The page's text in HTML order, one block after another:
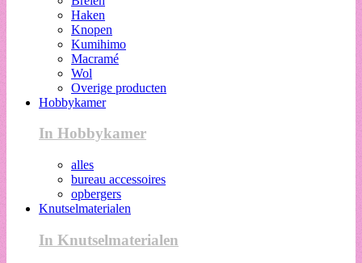
Haken
Knopen
Kumihimo
Macramé
Wol
Overige producten
Hobbykamer
In Hobbykamer
alles
bureau accessoires
opbergers
Knutselmaterialen
In Knutselmaterialen